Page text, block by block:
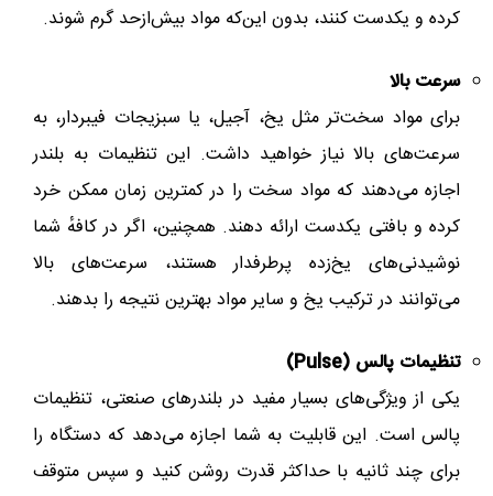
کرده و یکدست کنند، بدون این‌که مواد بیش‌ازحد گرم شوند.
سرعت‌ بالا
برای مواد سخت‌تر مثل یخ، آجیل، یا سبزیجات فیبردار، به
سرعت‌های بالا نیاز خواهید داشت. این تنظیمات به بلندر
اجازه می‌دهند که مواد سخت را در کمترین زمان ممکن خرد
کرده و بافتی یکدست ارائه دهند. همچنین، اگر در کافهٔ شما
نوشیدنی‌های یخ‌زده پرطرفدار هستند، سرعت‌های بالا
می‌توانند در ترکیب یخ و سایر مواد بهترین نتیجه را بدهند.
تنظیمات پالس (Pulse)
یکی از ویژگی‌های بسیار مفید در بلندرهای صنعتی، تنظیمات
پالس است. این قابلیت به شما اجازه می‌دهد که دستگاه را
برای چند ثانیه با حداکثر قدرت روشن کنید و سپس متوقف